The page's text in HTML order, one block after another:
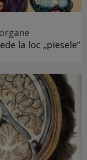
la loc „piesele”